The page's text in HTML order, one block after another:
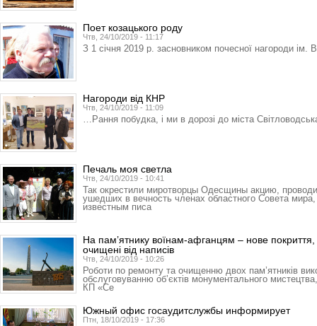
Поет козацького роду
Чтв, 24/10/2019 - 11:17
З 1 січня 2019 р. засновником почесної нагороди ім.
Нагороди від КНР
Чтв, 24/10/2019 - 11:09
…Рання побудка, і ми в дорозі до міста
Печаль моя светла
Чтв, 24/10/2019 - 10:41
Так окрестили миротворцы Одес­щины акцию,
ушедших в вечность членах областного Совета мира,
известным писа
На пам’ятнику воїнам-афганцям – нове
очищені від написів
Чтв, 24/10/2019 - 10:26
Роботи по ремонту та очищенню двох пам’ятників
обслуговуванню об’єктів монументального
КП «Се
Южный офис госаудитслужбы информирует
Птн, 18/10/2019 - 17:36